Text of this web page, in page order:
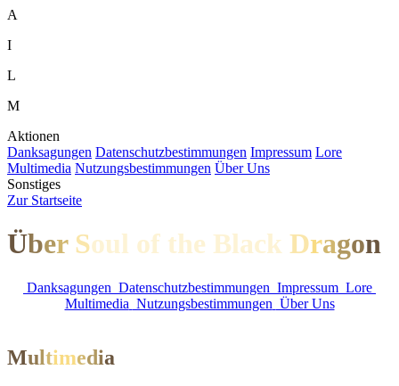
A
I
L
M
Aktionen
Danksagungen Datenschutzbestimmungen Impressum Lore
Multimedia Nutzungsbestimmungen Über Uns
Sonstiges
Zur Startseite
Über Soul of the Black Dragon
Danksagungen Datenschutzbestimmungen Impressum Lore
Multimedia Nutzungsbestimmungen Über Uns
Multimedia